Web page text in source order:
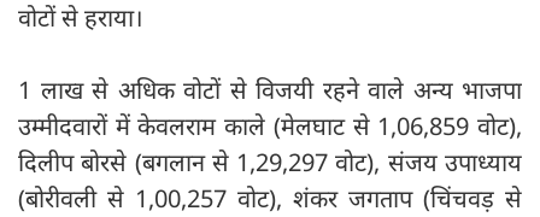
वोटों से हराया।
1 लाख से अधिक वोटों से विजयी रहने वाले अन्य भाजपा
उम्मीदवारों में केवलराम काले (मेलघाट से 1,06,859 वोट),
दिलीप बोरसे (बगलान से 1,29,297 वोट), संजय उपाध्याय
(बोरीवली से 1,00,257 वोट), शंकर जगताप (चिंचवड़ से